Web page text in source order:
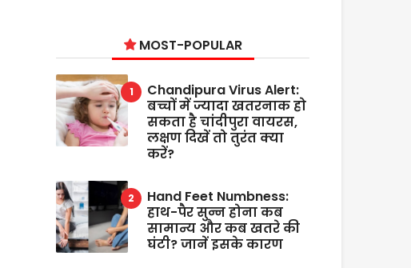
MOST-POPULAR
Chandipura Virus Alert:
बच्चों में ज्यादा खतरनाक हो
सकता है चांदीपुरा वायरस,
लक्षण दिखें तो तुरंत क्या
करें?
Hand Feet Numbness:
हाथ-पैर सुन्न होना कब
सामान्य और कब खतरे की
घंटी? जानें इसके कारण